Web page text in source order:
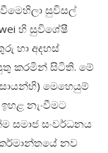
සුවිසල්
හි සුවිශේෂී
හා අදහස්
කරමින් සිටිති. මේ
මෙහෙයුම්
ඉහළ නැංවීමට
සමාජ සංවර්ධනය
නව